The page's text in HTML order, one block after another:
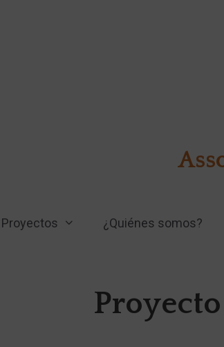
Proyectos ¿Quiénes somos?